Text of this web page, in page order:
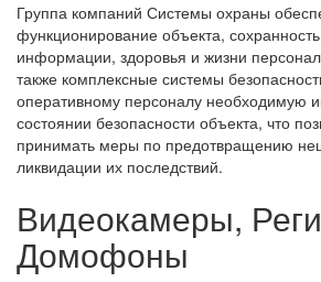
Группа компаний Системы охраны
функционирование объекта,
информации, здоровья и жизни
также комплексные системы
оперативному персоналу необходимую
состоянии безопасности объекта, что
принимать меры по предотвращению
ликвидации их последствий.
Видеокамеры,
Домофоны